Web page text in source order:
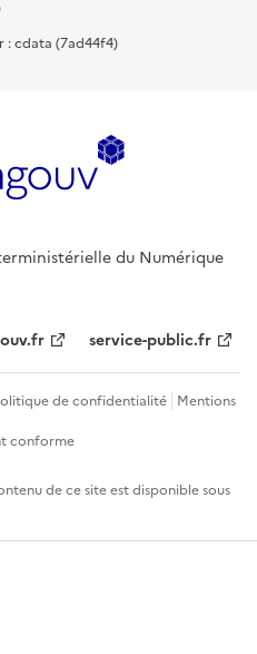
: cdata (7ad44f4)
du Numérique
service-public.fr
de confidentialité Mentions
conforme
de ce site est disponible sous